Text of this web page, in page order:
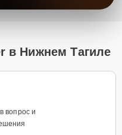
в Нижнем Тагиле
вопрос и